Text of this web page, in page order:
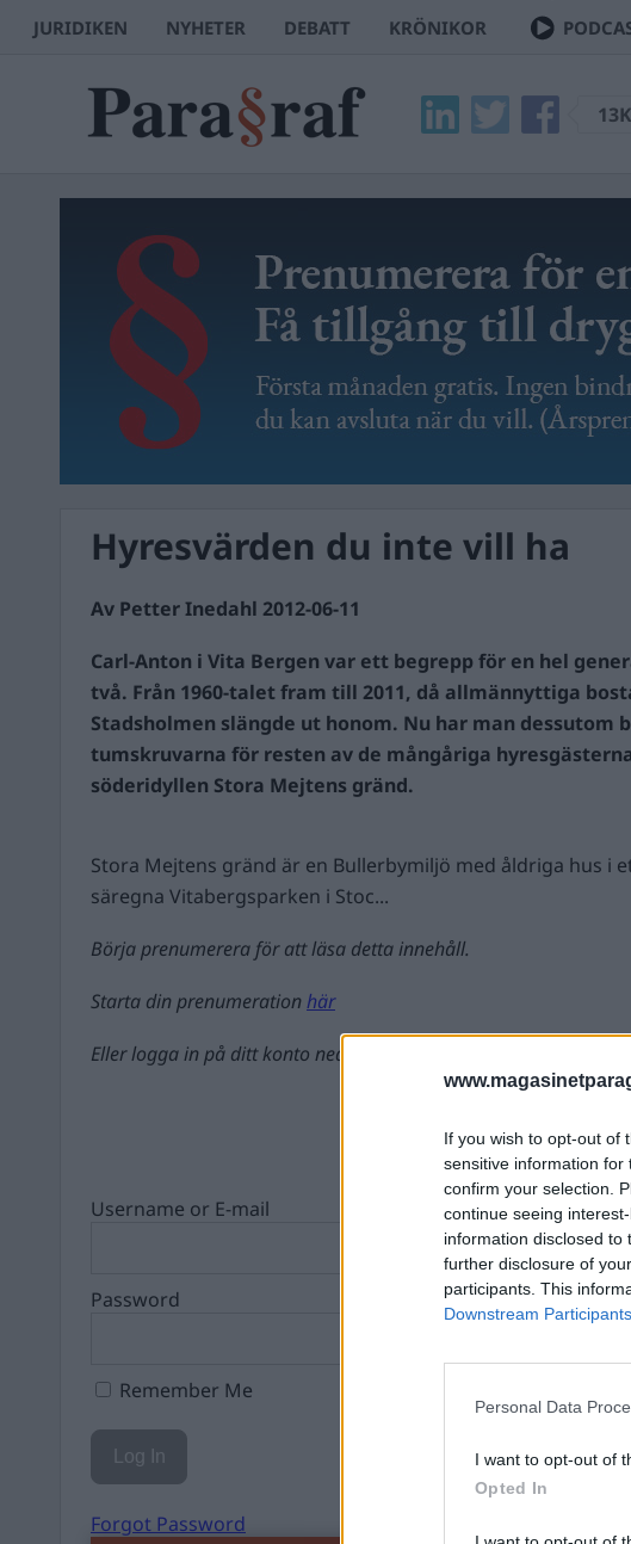
If you wish to opt-out of
sensitive information
confirm your selection.
continue seeing
information disclosed
further disclosure of
participants. This
Downstream Participants
Personal Data
I want to opt-out of
Opted In
JURIDIKEN NYHETER DEBATT KRÖNIKOR
Hyresvärden du inte vill ha
Av Petter Inedahl 2012-06-11
Carl-Anton i Vita Bergen var ett begrepp för en hel
två. Från 1960-talet fram till 2011, då allmännyttiga
Stadsholmen slängde ut honom. Nu har man dessutom
tumskruvarna för resten av de mångåriga
söderidyllen Stora Mejtens gränd.
Stora Mejtens gränd är en Bullerbymiljö med åldriga hus i
säregna Vitabergsparken i Stoc...
Börja prenumerera för att läsa detta innehåll.
Starta din prenumerationhär
Eller logga in på ditt konto nedan:
Username or E-mail
Password
Remember Me
Forgot Password